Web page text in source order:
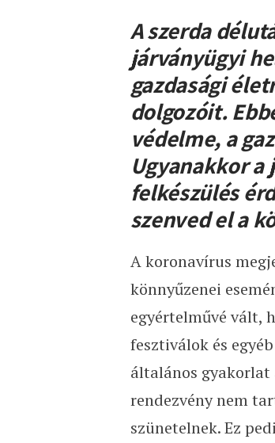
Zeneipari
A szerda
járványügyi
gazdasági
dolgozóit.
védelme, a
Ugyanakkor
felkészülés
szenved el a
A koronavírus
könnyűzenei
egyértelművé vált,
fesztiválok és
általános gyakorlat
rendezvény nem
szünetelnek. Ez